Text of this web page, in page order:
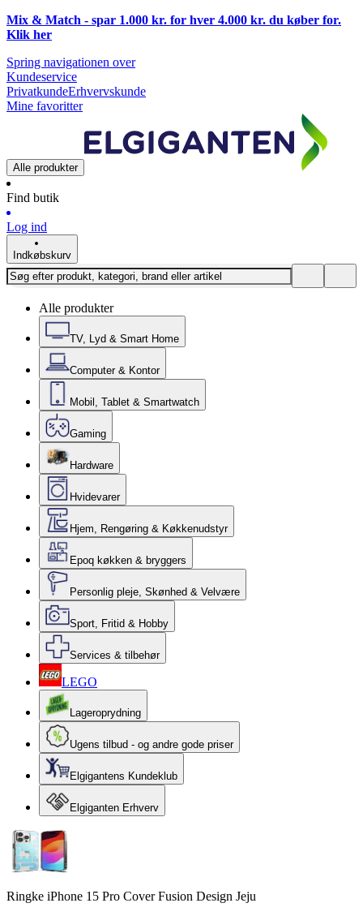
Mix & Match - spar 1.000 kr. for hver 4.000 kr. du køber for.
Klik her
Spring navigationen over
Kundeservice
PrivatkundeErhvervskunde
Mine favoritter
Alle produkter
Find butik
Log ind
Indkøbskurv
Alle produkter
TV, Lyd & Smart Home
Computer & Kontor
Mobil, Tablet & Smartwatch
Gaming
Hardware
Hvidevarer
Hjem, Rengøring & Køkkenudstyr
Epoq køkken & bryggers
Personlig pleje, Skønhed & Velvære
Sport, Fritid & Hobby
Services & tilbehør
LEGO
Lageroprydning
Ugens tilbud - og andre gode priser
Elgigantens Kundeklub
Elgiganten Erhverv
Ringke iPhone 15 Pro Cover Fusion Design Jeju